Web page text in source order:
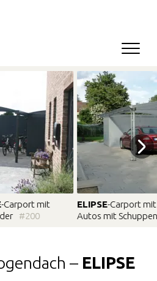
-Carport mit
#200
ELIPSE-Carport
Autos mit Schuppen
– ELIPSE